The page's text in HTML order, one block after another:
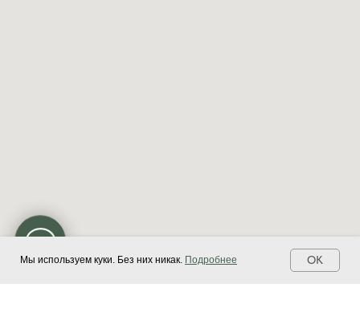
Мы используем куки. Без них никак. Подробнее OK